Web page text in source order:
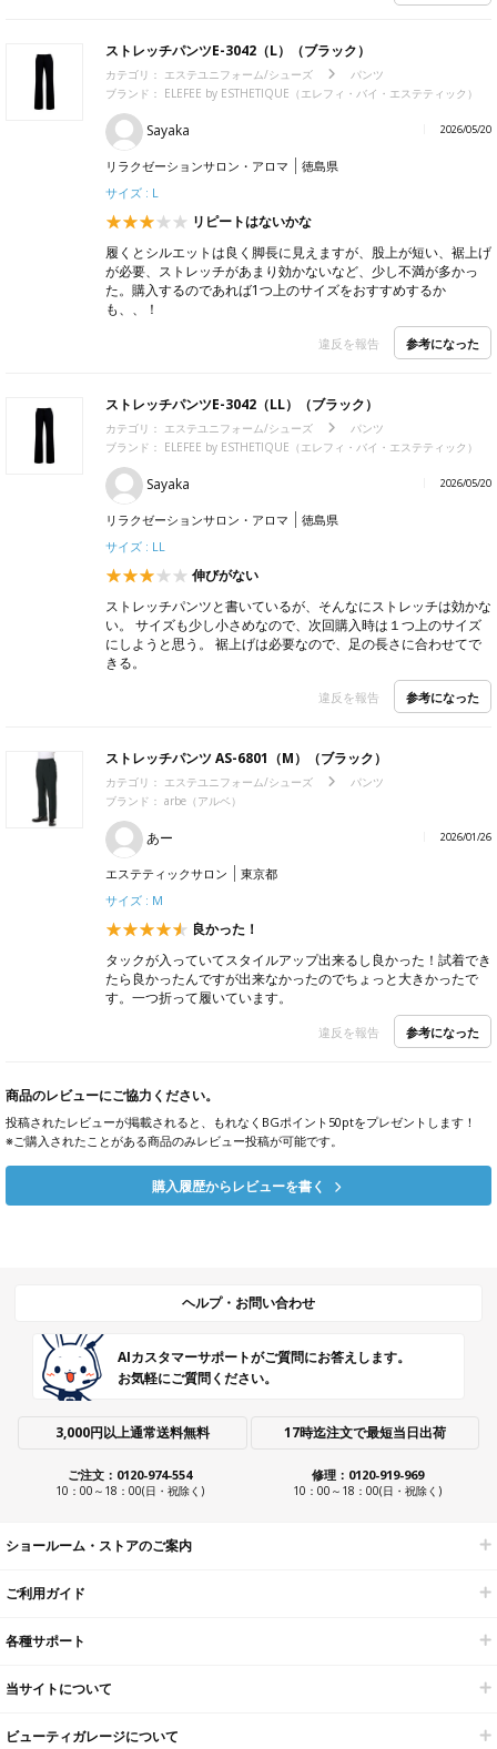
ストレッチパンツE-3042（L）（ブラック）
カテゴリ： エステユニフォーム/シューズ
パンツ
ブランド： ELEFEE by ESTHETIQUE（エレフィ・バイ・エステティック）
Sayaka 2026/05/20
リラクゼーションサロン・アロマ
徳島県
サイズ : L
リピートはないかな
履くとシルエットは良く脚長に見えますが、股上が短い、裾上げ
が必要、ストレッチがあまり効かないなど、少し不満が多かっ
た。購入するのであれば1つ上のサイズをおすすめするか
も、、！
違反を報告 参考になった
ストレッチパンツE-3042（LL）（ブラック）
カテゴリ： エステユニフォーム/シューズ
パンツ
ブランド： ELEFEE by ESTHETIQUE（エレフィ・バイ・エステティック）
Sayaka 2026/05/20
リラクゼーションサロン・アロマ
徳島県
サイズ : LL
伸びがない
ストレッチパンツと書いているが、そんなにストレッチは効かな
い。 サイズも少し小さめなので、次回購入時は１つ上のサイズ
にしようと思う。 裾上げは必要なので、足の長さに合わせてで
きる。
違反を報告 参考になった
ストレッチパンツ AS-6801（M）（ブラック）
カテゴリ： エステユニフォーム/シューズ
パンツ
ブランド： arbe（アルベ）
あー 2026/01/26
エステティックサロン
東京都
サイズ : M
良かった！
タックが入っていてスタイルアップ出来るし良かった！試着でき
たら良かったんですが出来なかったのでちょっと大きかったで
す。一つ折って履いています。
違反を報告 参考になった
商品のレビューにご協力ください。
投稿されたレビューが掲載されると、もれなくBGポイント50ptをプレゼントします！
※ご購入されたことがある商品のみレビュー投稿が可能です。
購入履歴からレビューを書く
ヘルプ・お問い合わせ
AIカスタマーサポートがご質問にお答えします。
お気軽にご質問ください。
3,000円以上通常送料無料 17時迄注文で最短当日出荷
ご注文：0120-974-554
10：00～18：00(日・祝除く)
修理：0120-919-969
10：00～18：00(日・祝除く)
ショールーム・ストアのご案内
ご利用ガイド
各種サポート
当サイトについて
ビューティガレージについて